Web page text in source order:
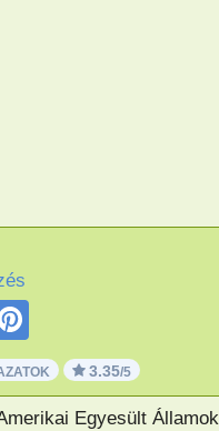
3.35/5
Egyesült Államok